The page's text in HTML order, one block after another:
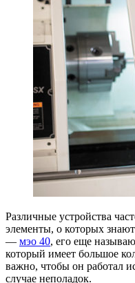
Различные устройства
элементы, о которых
— мэо 40, его еще
который имеет большое
важно, чтобы он работал
случае неполадок.